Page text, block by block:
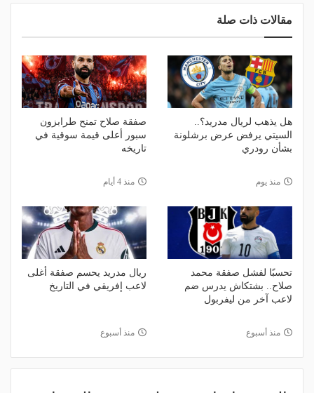
مقالات ذات صلة
هل يذهب لريال مدريد؟..
السيتي يرفض عرض برشلونة
بشأن رودري
منذ يوم
صفقة صلاح تمنح طرابزون
سبور أعلى قيمة سوقية في
تاريخه
منذ 4 أيام
تحسبًا لفشل صفقة محمد
صلاح.. بشتكاش يدرس ضم
لاعب آخر من ليفربول
منذ أسبوع
ريال مدريد يحسم صفقة أغلى
لاعب إفريقي في التاريخ
منذ أسبوع